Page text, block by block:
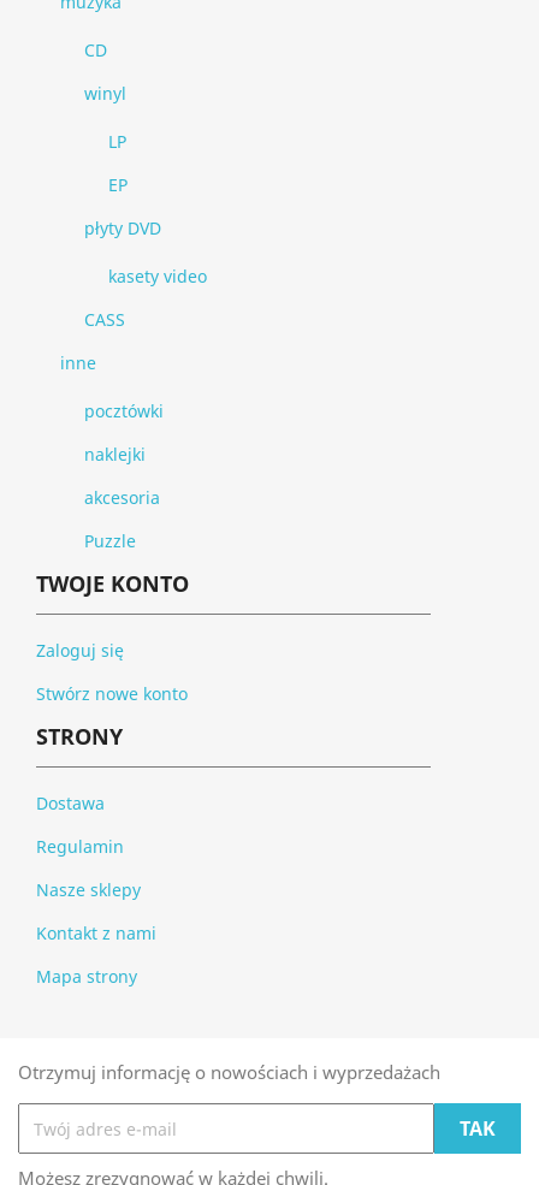
CD
winyl
LP
EP
płyty DVD
kasety video
CASS
inne
pocztówki
naklejki
akcesoria
Puzzle
TWOJE KONTO
Zaloguj się
Stwórz nowe konto
STRONY
Dostawa
Regulamin
Nasze sklepy
Kontakt z nami
Mapa strony
Otrzymuj informację o nowościach i wyprzedażach
Możesz zrezygnować w każdej chwili.